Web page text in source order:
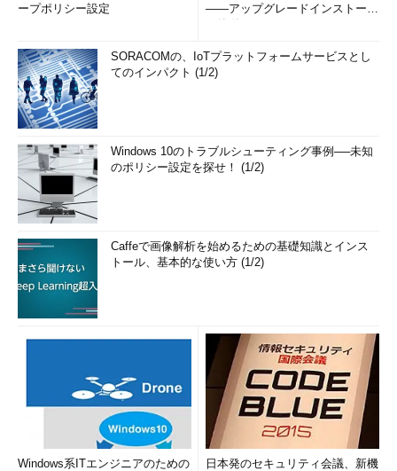
ープポリシー設定
――アップグレードインストール
SORACOMの、IoTプラットフォームサービスとし
てのインパクト (1/2)
Windows 10のトラブルシューティング事例──未知
のポリシー設定を探せ！ (1/2)
Caffeで画像解析を始めるための基礎知識とインス
トール、基本的な使い方 (1/2)
Windows系ITエンジニアのための
日本発のセキュリティ会議、新機